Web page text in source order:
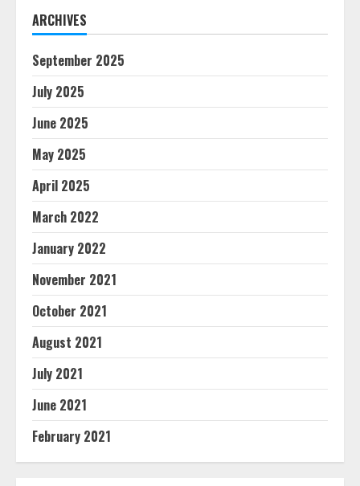
ARCHIVES
September 2025
July 2025
June 2025
May 2025
April 2025
March 2022
January 2022
November 2021
October 2021
August 2021
July 2021
June 2021
February 2021